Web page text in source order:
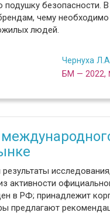
безопасности. В
чему
людей.
Чернуха Л.А.
БМ — 2022,
активности
в РФ; принадлежит
предлагают